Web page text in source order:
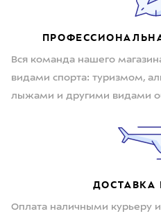
Вся команда нашего
видами спорта: туризмом,
лыжами и другими видами
ДОСТАВКА
Оплата наличными курьеру